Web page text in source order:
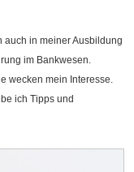
auch in meiner Ausbildung
im Bankwesen.
wecken mein Interesse.
ich Tipps und